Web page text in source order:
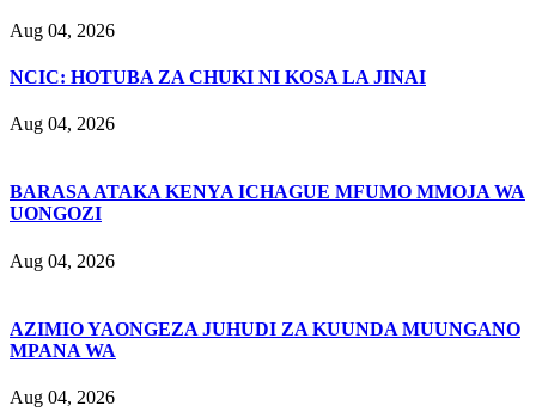
Aug 04, 2026
NCIC: HOTUBA ZA CHUKI NI KOSA LA JINAI
Aug 04, 2026
BARASA ATAKA KENYA ICHAGUE MFUMO MMOJA WA
UONGOZI
Aug 04, 2026
AZIMIO YAONGEZA JUHUDI ZA KUUNDA MUUNGANO
MPANA WA
Aug 04, 2026